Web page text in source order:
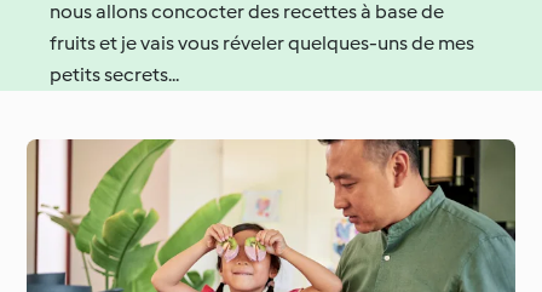
nous allons concocter des recettes à base de
fruits et je vais vous réveler quelques-uns de mes
petits secrets...